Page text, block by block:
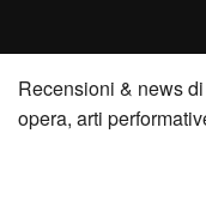
Home
Recensioni
Recensioni & news
opera, arti